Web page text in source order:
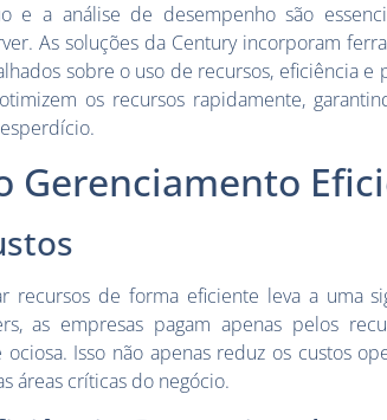
e a análise de desempenho são
As soluções da Century incorporam
sobre o uso de recursos, eficiência e
os recursos rapidamente,
Gerenciamento
recursos de forma eficiente leva a uma
as empresas pagam apenas pelos
Isso não apenas reduz os custos
áreas críticas do negócio.